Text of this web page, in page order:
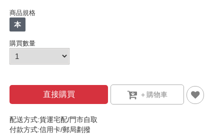
商品規格
本
購買數量
直接購買
配送方式:貨運宅配/門市自取
付款方式:信用卡/郵局劃撥